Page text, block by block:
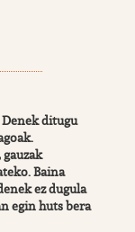
ditugu
Baina
ez dugula
egin huts bera